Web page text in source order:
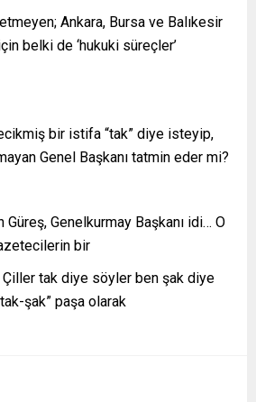
Ankara, Bursa ve Balıkesir
belki de ‘hukuki süreçler’
bir istifa “tak” diye isteyip,
Genel Başkanı tatmin eder mi?
Güreş, Genelkurmay Başkanı idi… O
bir
Çiller tak diye söyler ben şak diye
şak” paşa olarak